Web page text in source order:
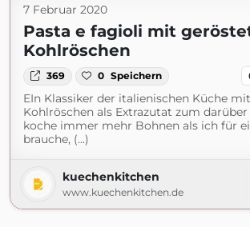
7 Februar 2020
Pasta e fagioli mit
Kohlröschen
369 0 Speichern
EIn Klassiker der italienischen Küche
Kohlröschen als Extrazutat zum
koche immer mehr Bohnen als ich für
brauche, (...)
kuechenkitchen
www.kuechenkitchen.de